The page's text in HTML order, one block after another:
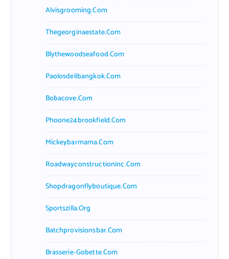
Alvisgrooming.com
Thegeorginaestate.com
Blythewoodseafood.com
Paolosdelibangkok.com
Bobacove.com
Phoone24brookfield.com
Mickeybarmama.com
Roadwayconstructioninc.com
Shopdragonflyboutique.com
Sportszilla.org
Batchprovisionsbar.com
Brasserie-Gobette.com